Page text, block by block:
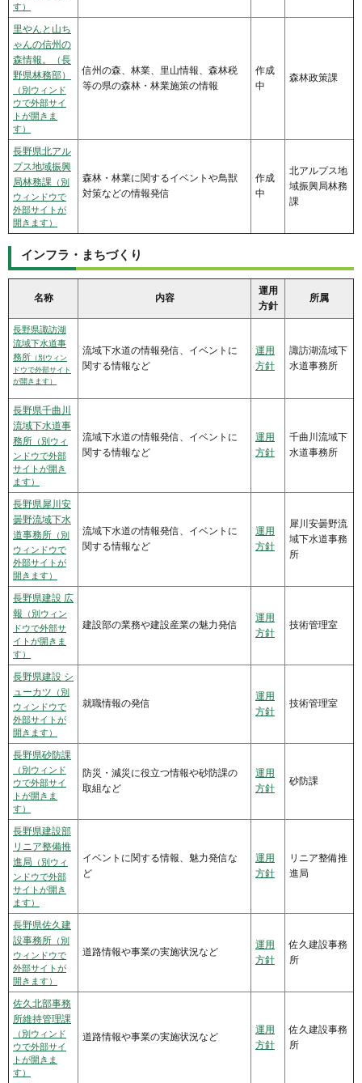
す）
里やんと山ち
ゃんの信州の
森情報。（長
野県林務部）
（別ウィンド
ウで外部サイ
トが開きま
す）
信州の森、林業、里山情報、森林税
等の県の森林・林業施策の情報
作成
中
森林政策課
長野県北アル
プス地域振興
局林務課 （別
ウィンドウで
外部サイトが
開きます）
森林・林業に関するイベントや鳥獣
対策などの情報発信
作成
中
北アルプス地
域振興局林務
課
インフラ・まちづくり
名称 内容
運用
方針
所属
長野県諏訪湖
流域下水道事
務所 （別ウィン
ドウで外部サイト
が開きます）
流域下水道の情報発信、イベントに
関する情報など
運用
方針
諏訪湖流域下
水道事務所
長野県千曲川
流域下水道事
務所 （別ウィ
ンドウで外部
サイトが開き
ます）
流域下水道の情報発信、イベントに
関する情報など
運用
方針
千曲川流域下
水道事務所
長野県犀川安
曇野流域下水
道事務所 （別
ウィンドウで
外部サイトが
開きます）
流域下水道の情報発信、イベントに
関する情報など
運用
方針
犀川安曇野流
域下水道事務
所
長野県建設 広
報 （別ウィン
ドウで外部サ
イトが開きま
す）
建設部の業務や建設産業の魅力発信
運用
方針
技術管理室
長野県建設 シ
ューカツ （別
ウィンドウで
外部サイトが
開きます）
就職情報の発信
運用
方針
技術管理室
長野県砂防課
（別ウィンド
ウで外部サイ
トが開きま
す）
防災・減災に役立つ情報や砂防課の
取組など
運用
方針
砂防課
長野県建設部
リニア整備推
進局 （別ウィ
ンドウで外部
サイトが開き
ます）
イベントに関する情報、魅力発信な
ど
運用
方針
リニア整備推
進局
長野県佐久建
設事務所 （別
ウィンドウで
外部サイトが
開きます）
道路情報や事業の実施状況など
運用
方針
佐久建設事務
所
佐久北部事務
所維持管理課
（別ウィンド
ウで外部サイ
トが開きま
す）
道路情報や事業の実施状況など
運用
方針
佐久建設事務
所